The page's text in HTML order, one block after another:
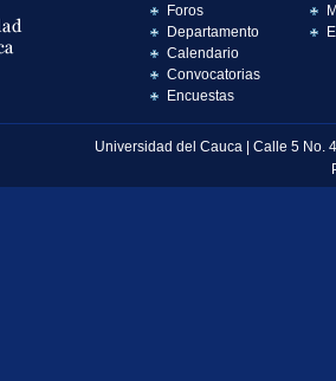
Foros
Departamento
Calendario
Convocatorias
Encuestas
Universidad del Cauca | Calle 5 No.